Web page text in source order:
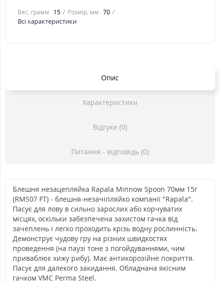
Вес, грамм 15 Розмір, мм 70
Всі характеристики
Опис
Характеристики
Відгуки (0)
Питання - відповідь (0)
Блешня незацепляйка Rapala Minnow Spoon 70мм 15г
(RMS07 FT) - блешня-незачіпляйко компанії "Rapala".
Пасує для лову в сильно зарослих або корчуватих
місцях, оскільки забезпечена захистом гачка від
зачеплень і легко проходить крізь водну рослинність.
Демонструє чудову гру на різних швидкостях
проведення (на паузі тоне з погойдуваннями, чим
приваблює хижу рибу). Має антикорозійне покриття.
Пасує для далекого закидання. Обладнана якісним
гачком VMC Perma Steel.